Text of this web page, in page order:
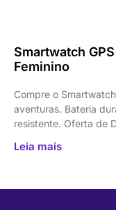
Smartwatch
Feminino
Compre o
aventuras. Bateria
resistente. Oferta de
Leia mais